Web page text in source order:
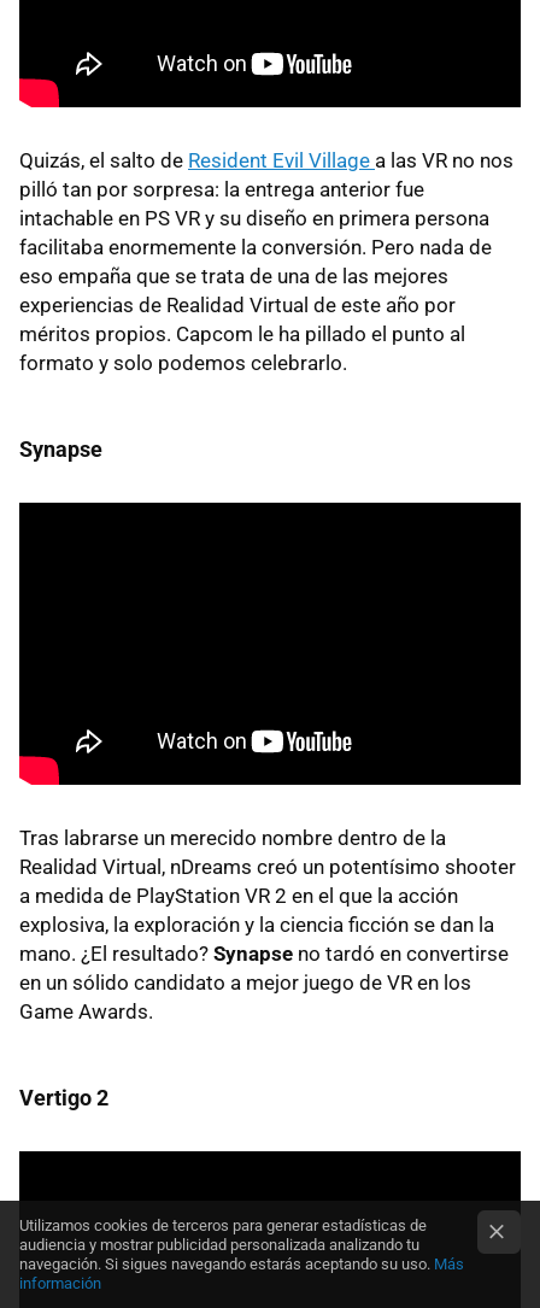
Quizás, el salto de Resident Evil Village a las VR no nos
pilló tan por sorpresa: la entrega anterior fue
intachable en PS VR y su diseño en primera persona
facilitaba enormemente la conversión. Pero nada de
eso empaña que se trata de una de las mejores
experiencias de Realidad Virtual de este año por
méritos propios. Capcom le ha pillado el punto al
formato y solo podemos celebrarlo.
Synapse
Tras labrarse un merecido nombre dentro de la
Realidad Virtual, nDreams creó un potentísimo shooter
a medida de PlayStation VR 2 en el que la acción
explosiva, la exploración y la ciencia ficción se dan la
mano. ¿El resultado? Synapse no tardó en convertirse
en un sólido candidato a mejor juego de VR en los
Game Awards.
Vertigo 2
Utilizamos cookies de terceros para generar estadísticas de
audiencia y mostrar publicidad personalizada analizando tu
navegación. Si sigues navegando estarás aceptando su uso. Más
información